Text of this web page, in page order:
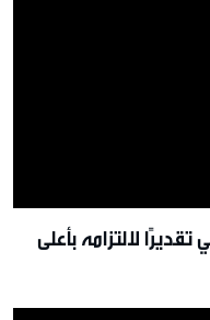
لالتزامه بأعلى